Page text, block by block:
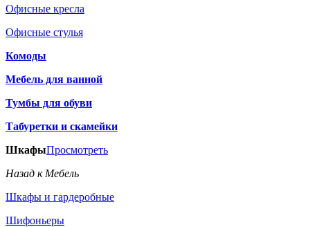
Офисные кресла
Офисные стулья
Комоды
Мебель для ванной
Тумбы для обуви
Табуретки и скамейки
ШкафыПросмотреть
Назад к Мебель
Шкафы и гардеробные
Шифоньеры